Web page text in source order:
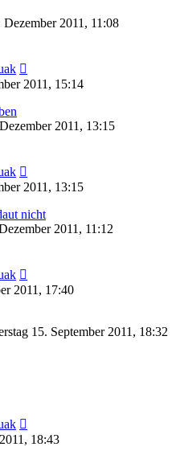
Dezember 2011, 11:08
2011, 15:14
2011, 13:15
2011, 13:15
nicht
2011, 11:12
2011, 17:40
15. September 2011, 18:32
18:43